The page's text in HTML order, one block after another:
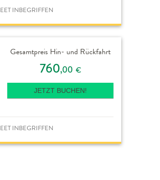
INBEGRIFFEN
Gesamtpreis Hin- und Rückfahrt
760,00 €
JETZT BUCHEN!
INBEGRIFFEN